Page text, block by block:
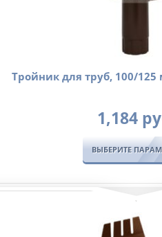
Тройник для труб, 100/125
1,184
ВЫБЕРИТЕ